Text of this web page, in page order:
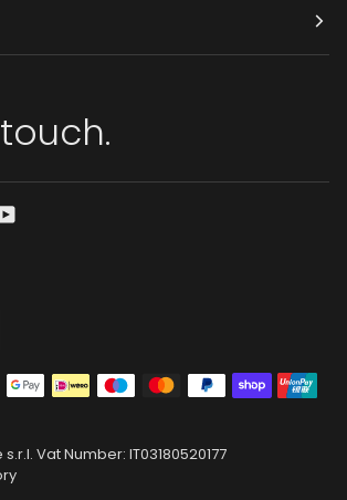
Vat Number: IT03180520177